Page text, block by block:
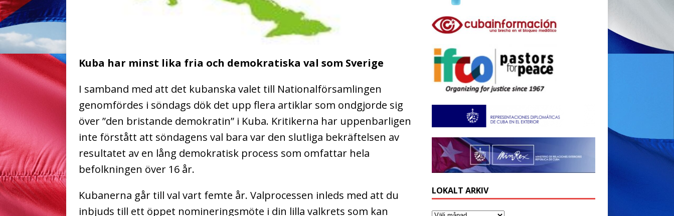
Kuba har minst lika fria och demokratiska val som Sverige
I samband med att det kubanska valet till Nationalförsamlingen
genomfördes i söndags dök det upp flera artiklar som ondgjorde sig
över ”den bristande demokratin” i Kuba. Kritikerna har uppenbarligen
inte förstått att söndagens val bara var den slutliga bekräftelsen av
resultatet av en lång demokratisk process som omfattar hela
befolkningen över 16 år.
Kubanerna går till val vart femte år. Valprocessen inleds med att du
inbjuds till ett öppet nomineringsmöte i din lilla valkrets som kan
LOKALT ARKIV